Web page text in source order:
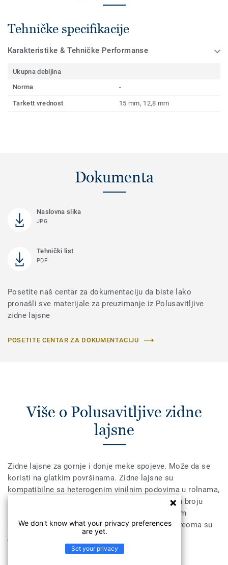
Tehničke specifikacije
Karakteristike & Tehničke Performanse
Ukupna debljina
Norma
-
Tarkett vrednost 15 mm, 12,8 mm
Dokumenta
Naslovna slika
JPG
Tehnički list
PDF
Posetite naš centar za dokumentaciju da biste lako
pronašli sve materijale za preuzimanje iz Polusavitljive
zidne lajsne
POSETITE CENTAR ZA DOKUMENTACIJU
Više o Polusavitljive zidne
lajsne
Zidne lajsne za gornje i donje meke spojeve. Može da se
koristi na glatkim površinama. Zidne lajsne su
kompatibilne sa heterogenim vinilnim podovima u rolnama,
kao i sa LVT. Zidne lajsne dostupne su u velikom broju
boja, pa se lako mogu uskladiti sa Tarkett podnim
oblogama. Zahvaljujući polusavitljivoj strukturi veoma su
jednostavne za ugradnju.
We don't know what your privacy preferences
are yet.
Set your privacy